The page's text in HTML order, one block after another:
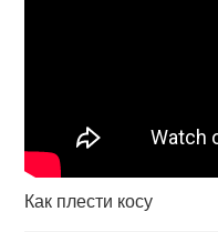
Как плести косу